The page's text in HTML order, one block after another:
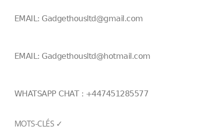
EMAIL: Gadgethousltd@gmail.com
EMAIL: Gadgethousltd@hotmail.com
WHATSAPP CHAT : +447451285577
MOTS-CLÉS ✓